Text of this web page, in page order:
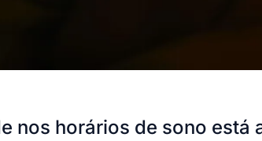
nos horários de sono